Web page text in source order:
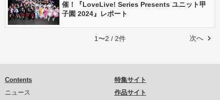
催！『LoveLive! Series Presents ユニット甲
子園 2024』レポート
次へ
1〜2 / 2件
Contents
ニュース
特集サイト
作品サイト